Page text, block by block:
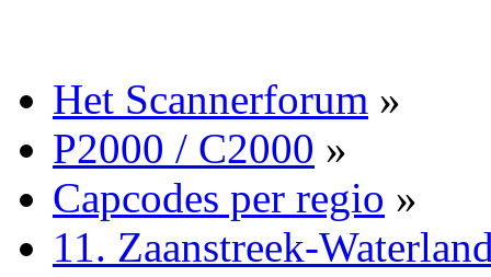
Het Scannerforum »
P2000 / C2000 »
Capcodes per regio »
11. Zaanstreek-